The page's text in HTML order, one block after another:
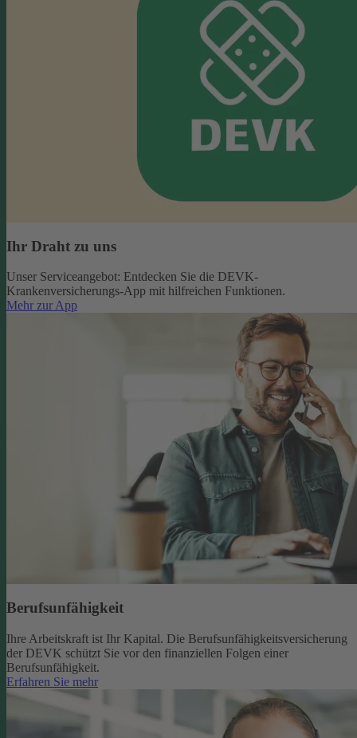
Ihr Draht zu uns
Unser Serviceangebot: Entdecken Sie die DEVK-
Krankenversicherungs-App mit hilfreichen Funktionen.
Mehr zur App
Berufsunfähigkeit
Ihre Arbeitskraft ist Ihr Kapital. Die Berufsunfähigkeitsversicherung
der DEVK schützt Sie vor den finanziellen Folgen einer
Berufsunfähigkeit.
Erfahren Sie mehr